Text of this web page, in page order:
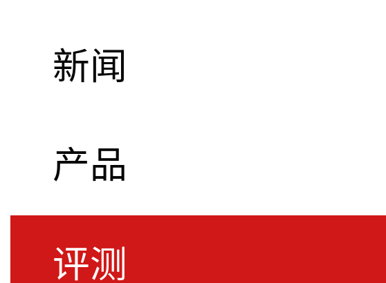
新闻
产品
评测
SPL | image
测Performer